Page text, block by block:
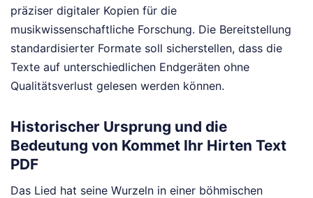
präziser digitaler Kopien für die
musikwissenschaftliche Forschung. Die Bereitstellung
standardisierter Formate soll sicherstellen, dass die
Texte auf unterschiedlichen Endgeräten ohne
Qualitätsverlust gelesen werden können.
Historischer Ursprung und die
Bedeutung von Kommet Ihr Hirten Text
PDF
Das Lied hat seine Wurzeln in einer böhmischen